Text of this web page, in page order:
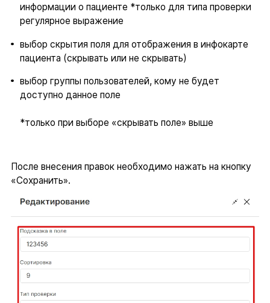
информации о пациенте *только для типа проверки
регулярное выражение
выбор скрытия поля для отображения в инфокарте
пациента (скрывать или не скрывать)
выбор группы пользователей, кому не будет
доступно данное поле
*только при выборе «скрывать поле» выше
После внесения правок необходимо нажать на кнопку
«Сохранить».